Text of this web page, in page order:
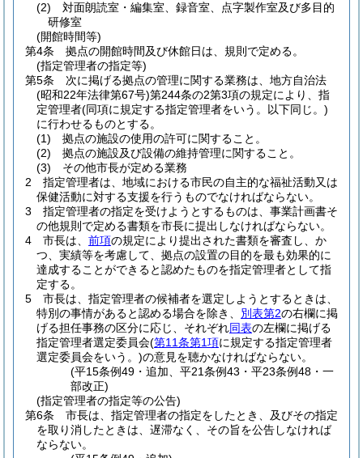
(2)
対面朗読室・編集室、録音室、点字製作室及び多目的
研修室
(開館時間等)
第4条
拠点の開館時間及び休館日は、規則で定める。
(指定管理者の指定等)
第5条
次に掲げる拠点の管理に関する業務は、地方自治法
(昭和22年法律第67号)第244条の2第3項の規定により、指
定管理者(同項に規定する指定管理者をいう。以下同じ。)
に行わせるものとする。
(1)
拠点の施設の使用の許可に関すること。
(2)
拠点の施設及び設備の維持管理に関すること。
(3)
その他市長が定める業務
2
指定管理者は、地域における市民の自主的な福祉活動又は
保健活動に対する支援を行うものでなければならない。
3
指定管理者の指定を受けようとするものは、事業計画書そ
の他規則で定める書類を市長に提出しなければならない。
4
市長は、 前項の規定により提出された書類を審査し、か
つ、実績等を考慮して、拠点の設置の目的を最も効果的に
達成することができると認めたものを指定管理者として指
定する。
5
市長は、指定管理者の候補者を選定しようとするときは、
特別の事情があると認める場合を除き、 別表第2の右欄に掲
げる担任事務の区分に応じ、それぞれ同表の左欄に掲げる
指定管理者選定委員会(第11条第1項に規定する指定管理者
選定委員会をいう。)の意見を聴かなければならない。
(平15条例49・追加、平21条例43・平23条例48・一
部改正)
(指定管理者の指定等の公告)
第6条
市長は、指定管理者の指定をしたとき、及びその指定
を取り消したときは、遅滞なく、その旨を公告しなければ
ならない。